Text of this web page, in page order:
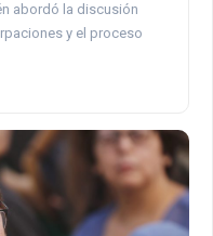
abordó la discusión
y el proceso